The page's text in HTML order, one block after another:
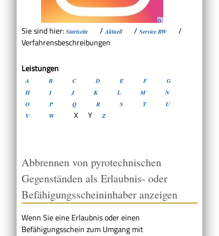
Sie sind hier: Startseite /Aktuell / Service BW
/
Verfahrensbeschreibungen
Leistungen
A B C D E F
G
H
I J K L M
N
O
P Q R S T
U
V
W X Y Z
Abbrennen von pyrotechnischen
Gegenständen als Erlaubnis- oder
Befähigungsscheininhaber anzeigen
Wenn Sie eine Erlaubnis oder einen
Befähigungsschein zum Umgang mit